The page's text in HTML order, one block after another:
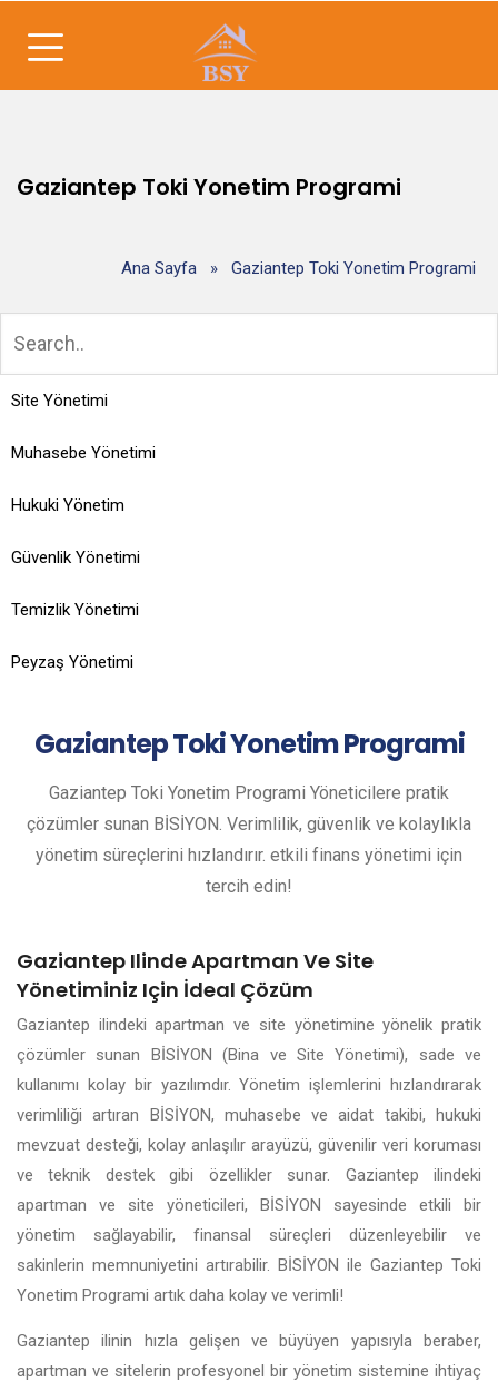
Gaziantep Toki Yonetim Programi
Ana Sayfa » Gaziantep Toki Yonetim Programi
Site Yönetimi
Muhasebe Yönetimi
Hukuki Yönetim
Güvenlik Yönetimi
Temizlik Yönetimi
Peyzaş Yönetimi
GaziantepToki Yonetim Programi
Gaziantep Toki Yonetim Programi Yöneticilere pratik
çözümler sunan BİSİYON. Verimlilik, güvenlik ve kolaylıkla
yönetim süreçlerini hızlandırır. etkili finans yönetimi için
tercih edin!
Gaziantep Ilinde Apartman Ve Site
Yönetiminiz Için İdeal Çözüm
Gaziantep ilindeki apartman ve site yönetimine yönelik pratik
çözümler sunan BİSİYON (Bina ve Site Yönetimi), sade ve
kullanımı kolay bir yazılımdır. Yönetim işlemlerini hızlandırarak
verimliliği artıran BİSİYON, muhasebe ve aidat takibi, hukuki
mevzuat desteği, kolay anlaşılır arayüzü, güvenilir veri koruması
ve teknik destek gibi özellikler sunar. Gaziantep ilindeki
apartman ve site yöneticileri, BİSİYON sayesinde etkili bir
yönetim sağlayabilir, finansal süreçleri düzenleyebilir ve
sakinlerin memnuniyetini artırabilir. BİSİYON ile Gaziantep Toki
Yonetim Programi artık daha kolay ve verimli!
Gaziantep ilinin hızla gelişen ve büyüyen yapısıyla beraber,
apartman ve sitelerin profesyonel bir yönetim sistemine ihtiyaç